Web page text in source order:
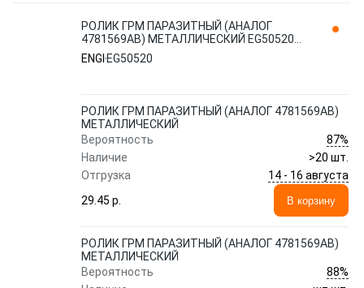
РОЛИК ГРМ ПАРАЗИТНЫЙ (АНАЛОГ
4781569AB) МЕТАЛЛИЧЕСКИЙ EG50520
ENGI
ENGI EG50520
РОЛИК ГРМ ПАРАЗИТНЫЙ (АНАЛОГ 4781569AB)
МЕТАЛЛИЧЕСКИЙ
Вероятность
87%
Наличие
>20 шт.
Отгрузка
14 - 16 августа
29.45 p.
В корзину
РОЛИК ГРМ ПАРАЗИТНЫЙ (АНАЛОГ 4781569AB)
МЕТАЛЛИЧЕСКИЙ
Вероятность
88%